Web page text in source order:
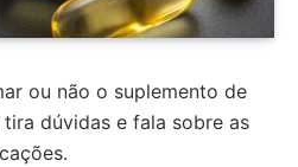
ou não o suplemento de
dúvidas e fala sobre as